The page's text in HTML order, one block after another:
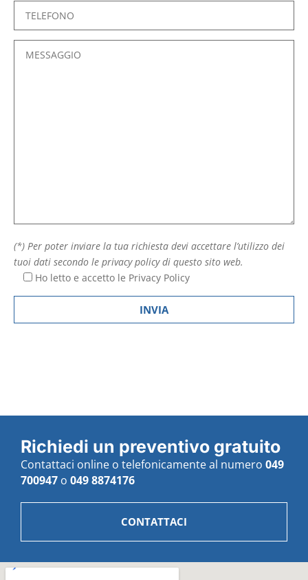
(*) Per poter inviare la tua richiesta devi accettare l’utilizzo dei
tuoi dati secondo le privacy policy di questo sito web.
Ho letto e accetto le Privacy Policy
Richiedi un preventivo gratuito
Contattaci online o telefonicamente al numero 049
700947 o 049 8874176
CONTATTACI